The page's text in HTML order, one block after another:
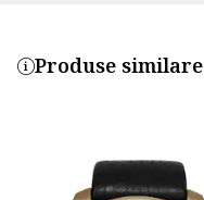
Produse similare